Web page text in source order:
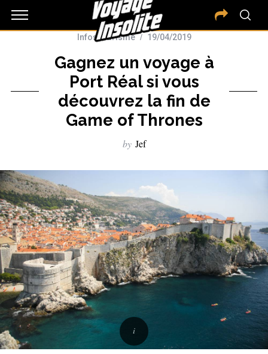
Infos tourisme 19/04/2019
Gagnez un voyage à
Port Réal si vous
découvrez la fin de
Game of Thrones
by Jef